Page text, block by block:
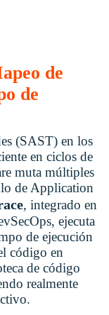
de
de
(SAST) en los
en ciclos de
muta múltiples
de Application
, integrado en
, ejecuta
de ejecución
código en
de código
realmente